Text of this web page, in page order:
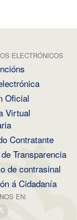
ELECTRÓNICOS
Oficial
Virtual
Contratante
Transparencia
de contrasinal
á Cidadanía
EN: